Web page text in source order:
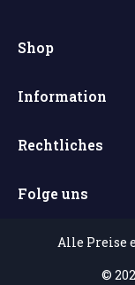
Shop
Information
Rechtliches
Folge uns
©
Alle Preise